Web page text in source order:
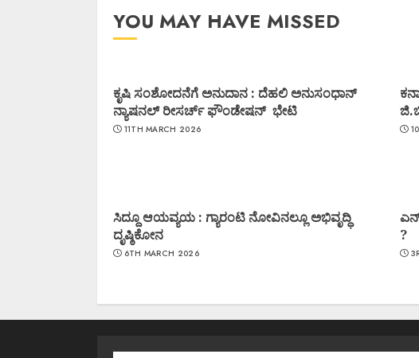
YOU MAY HAVE MISSED
ಕೃಷಿ ಸಂಶೋದನೆಗೆ ಅನುದಾನ : ದೆಹಲಿ ಅನುಸಂಧಾನ್
ನ್ಯಾಷನಲ್ ರೀಸರ್ಚ್ ಫೌಂಡೇಷನ್ ಭೇಟಿ
11TH MARCH 2026
ಸಿದ್ದೂ ಆಯವ್ಯಯ : ಗ್ಯಾರಂಟಿ ನೋವಿನಲ್ಲೂ ಅಭಿವೃದ್ಧಿ
ದೃಷ್ಠಿಕೋನ
6TH MARCH 2026
?